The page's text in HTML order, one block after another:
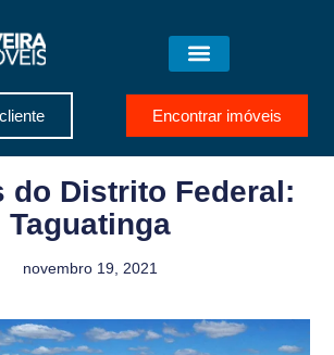
Encontrar imóveis
do Distrito Federal:
Taguatinga
novembro 19, 2021